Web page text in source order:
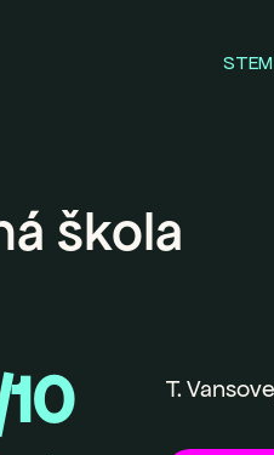
škola
T.